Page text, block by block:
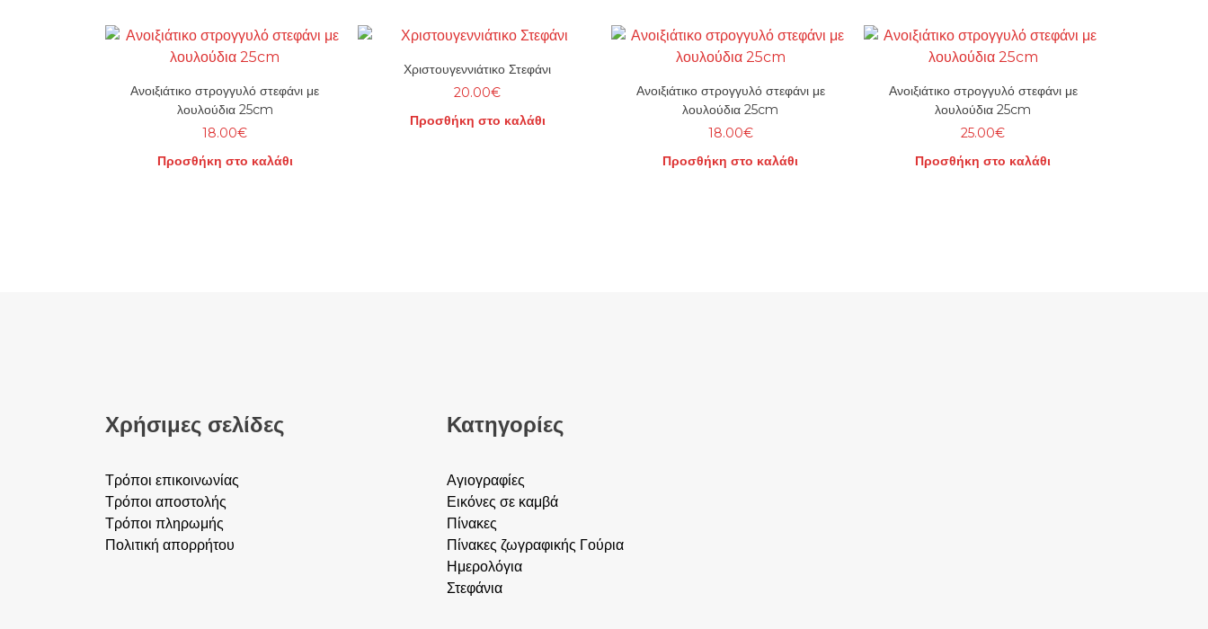
Ανοιξιάτικο στρογγυλό στεφάνι με
λουλούδια 25cm
18.00€
Προσθήκη στο καλάθι
Χριστουγεννιάτικο Στεφάνι
20.00€
Προσθήκη στο καλάθι
Ανοιξιάτικο στρογγυλό στεφάνι με
λουλούδια 25cm
18.00€
Προσθήκη στο καλάθι
Ανοιξιάτικο στρογγυλό στεφάνι με
λουλούδια 25cm
25.00€
Προσθήκη στο καλάθι
Χρήσιμες σελίδες
Τρόποι επικοινωνίας
Τρόποι αποστολής
Τρόποι πληρωμής
Πολιτική απορρήτου
Κατηγορίες
Αγιογραφίες
Εικόνες σε καμβά
Πίνακες
Πίνακες ζωγραφικής Γούρια
Ημερολόγια
Στεφάνια